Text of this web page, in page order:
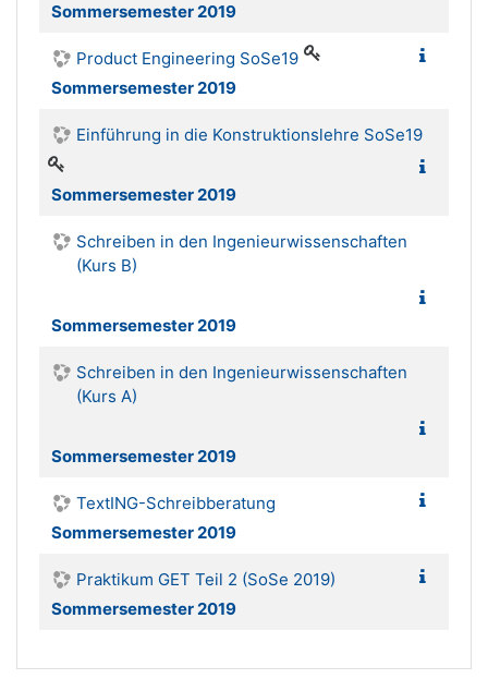
Sommersemester 2019
Product Engineering SoSe19
Sommersemester 2019
Einführung in die Konstruktionslehre SoSe19
Sommersemester 2019
Schreiben in den Ingenieurwissenschaften
(Kurs B)
Sommersemester 2019
Schreiben in den Ingenieurwissenschaften
(Kurs A)
Sommersemester 2019
TextING-Schreibberatung
Sommersemester 2019
Praktikum GET Teil 2 (SoSe 2019)
Sommersemester 2019